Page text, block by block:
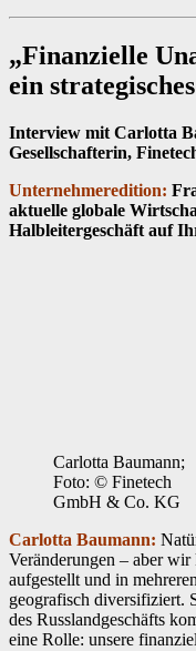
„Finanzielle
ein
Interview mit Carlotta
Gesellschafterin,
Unternehmeredition:
aktuelle globale
Halbleitergeschäft auf
Carlotta Baumann;
Foto: © Finetech
GmbH & Co. KG
Carlotta Baumann:
Veränderungen – aber
aufgestellt und in
geografisch diversifiziert.
des Russlandgeschäfts
eine Rolle: unsere